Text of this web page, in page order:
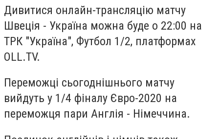
Дивитися онлайн-трансляцію матчу
Швеція - Україна можна буде о 22:00 на
ТРК "Україна", Футбол 1/2, платформах
OLL.TV.
Переможці сьогоднішнього матчу
вийдуть у 1/4 фіналу Євро-2020 на
переможця пари Англія - Німеччина.